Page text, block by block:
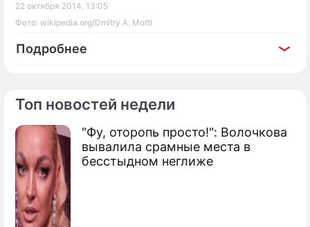
Топ новостей недели
"Фу, оторопь просто!": Волочкова
вывалила срамные места в
бесстыдном неглиже
22 октября 2014, 13:05
Фото: wikipedia.org/Dmitry A. Mottl
Подробнее
По теме
В Крыму впервые начали выдавать
ипотеку
Китай построит в Крыму казино и
гостиницы